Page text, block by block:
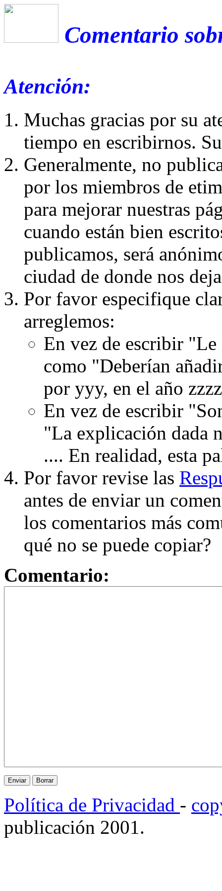
Comentario
Atención:
Muchas gracias por su
tiempo en escribirnos.
Generalmente, no
por los miembros de
para mejorar nuestras
cuando están bien
publicamos, será
ciudad de donde nos
Por favor especifique
arreglemos:
En vez de escribir
como "Deberían
por yyy, en el año
En vez de escribir
"La explicación dada
.... En realidad, esta
Por favor revise las
antes de enviar un
los comentarios más
qué no se puede copiar?
Comentario:
Política de Privacidad -
publicación 2001.